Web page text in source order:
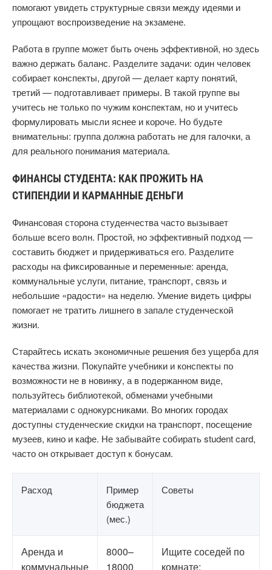
помогают увидеть структурные связи между идеями и
упрощают воспроизведение на экзамене.
Работа в группе может быть очень эффективной, но здесь
важно держать баланс. Разделите задачи: один человек
собирает конспекты, другой — делает карту понятий,
третий — подготавливает примеры. В такой группе вы
учитесь не только по чужим конспектам, но и учитесь
формулировать мысли яснее и короче. Но будьте
внимательны: группа должна работать не для галочки, а
для реального понимания материала.
ФИНАНСЫ СТУДЕНТА: КАК ПРОЖИТЬ НА
СТИПЕНДИИ И КАРМАННЫЕ ДЕНЬГИ
Финансовая сторона студенчества часто вызывает
больше всего волн. Простой, но эффективный подход —
составить бюджет и придерживаться его. Разделите
расходы на фиксированные и переменные: аренда,
коммунальные услуги, питание, транспорт, связь и
небольшие «радости» на неделю. Умение видеть цифры
помогает не тратить лишнего в запале студенческой
жизни.
Старайтесь искать экономичные решения без ущерба для
качества жизни. Покупайте учебники и конспекты по
возможности не в новинку, а в подержанном виде,
пользуйтесь библиотекой, обменами учебными
материалами с однокурсниками. Во многих городах
доступны студенческие скидки на транспорт, посещение
музеев, кино и кафе. Не забывайте собирать student card,
часто он открывает доступ к бонусам.
Расход
Пример
бюджета
(мес.)
Советы
Аренда и
коммунальные
8000–
18000
Ищите соседей по
комнате;